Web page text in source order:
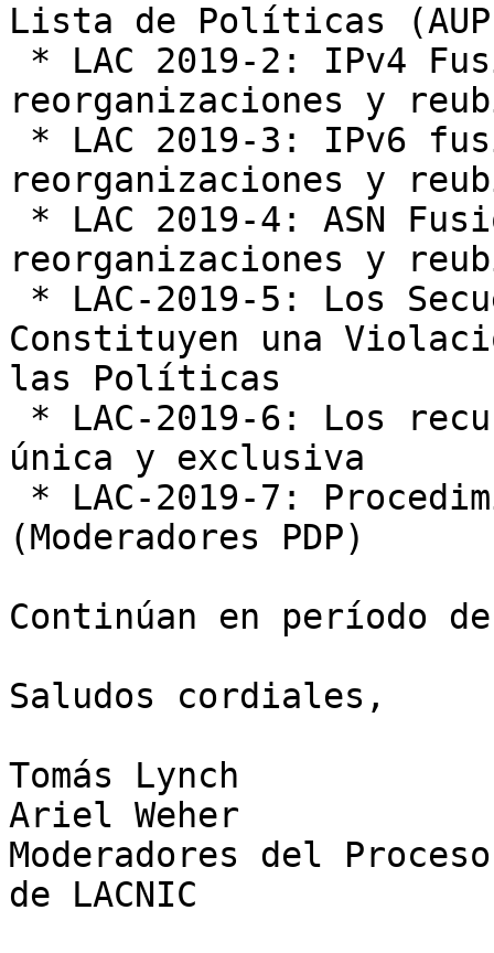
Lista de Políticas
reorganizaciones y
reorganizaciones y
reorganizaciones y
Constituyen una
las Políticas
única y exclusiva
(Moderadores PDP)
Continúan en período
Saludos cordiales,
Tomás Lynch
Ariel Weher
Moderadores del
de LACNIC